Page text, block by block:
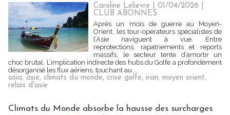
Caroline Lelievre | 01/04/2026
CLUB ABONNES
Après un mois de guerre au Moyen-
Orient, les tour-opérateurs spécialistes de
l’Asie naviguent à vue. Entre
reprotections, rapatriements et reports
massifs, le secteur tente d’amortir un
choc brutal. L’implication indirecte des hubs du Golfe a profondément
désorganisé les flux aériens, touchant au...
asia, asie, climats du monde, crise golfe, iran, moyen orient,
relais d'asie
Climats du Monde absorbe la hausse des surcharges